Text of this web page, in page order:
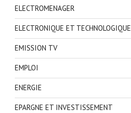
ELECTROMENAGER
ELECTRONIQUE ET TECHNOLOGIQUE
EMISSION TV
EMPLOI
ENERGIE
EPARGNE ET INVESTISSEMENT